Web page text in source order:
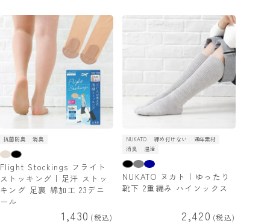
抗菌防臭 消臭
Flight Stockings フライト
ストッキング | 足汗 ストッ
キング 足裏 綿加工 23デニ
ール
1,430 税込
NUKATO 締め付けない
通年素材
消臭
温活
NUKATO ヌカト | ゆったり
靴下 2重編み ハイソックス
2,420 税込